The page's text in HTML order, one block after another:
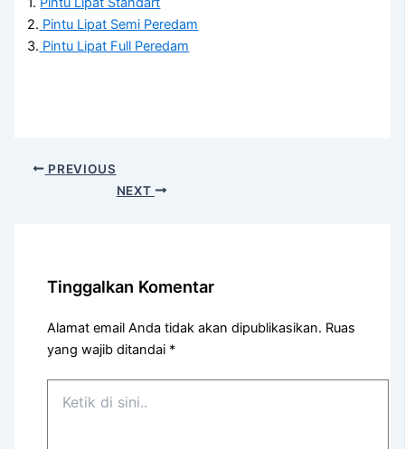
2. Pintu Lipat Semi Peredam
3. Pintu Lipat Full Peredam
PREVIOUS
NEXT
Tinggalkan Komentar
Alamat email Anda tidak akan dipublikasikan. Ruas
yang wajib ditandai *